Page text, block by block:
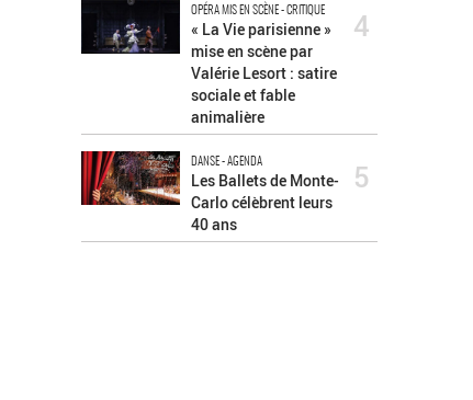
OPÉRA MIS EN SCÈNE - CRITIQUE
« La Vie parisienne »
mise en scène par
Valérie Lesort : satire
sociale et fable
animalière
4
DANSE - AGENDA
Les Ballets de Monte-
Carlo célèbrent leurs
40 ans
5